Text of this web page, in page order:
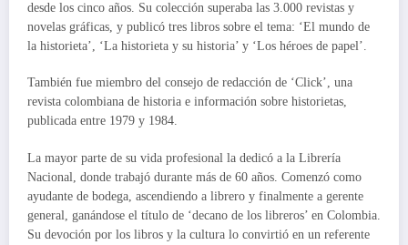
desde los cinco años. Su colección superaba las 3.000 revistas y
novelas gráficas, y publicó tres libros sobre el tema: ‘El mundo de
la historieta’, ‘La historieta y su historia’ y ‘Los héroes de papel’.
También fue miembro del consejo de redacción de ‘Click’, una
revista colombiana de historia e información sobre historietas,
publicada entre 1979 y 1984.
La mayor parte de su vida profesional la dedicó a la Librería
Nacional, donde trabajó durante más de 60 años. Comenzó como
ayudante de bodega, ascendiendo a librero y finalmente a gerente
general, ganándose el título de ‘decano de los libreros’ en Colombia.
Su devoción por los libros y la cultura lo convirtió en un referente